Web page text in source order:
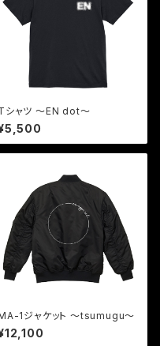
シャツ 〜EN dot〜
1ジャケット 〜tsumugu〜